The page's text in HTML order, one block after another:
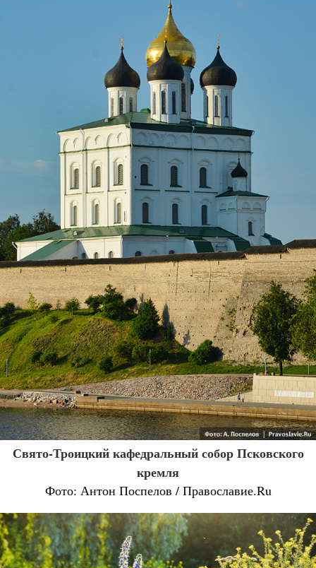
Свято-Троицкий кафедральный собор Псковского
кремля
Фото: Антон Поспелов / Православие.Ru